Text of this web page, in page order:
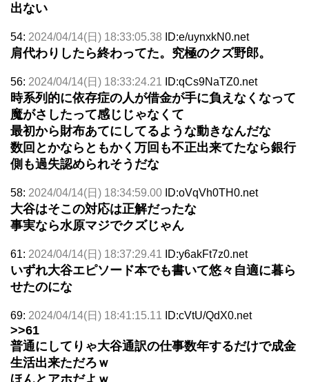
出ない
54: 2024/04/14(日) 18:33:05.38 ID:e/uynxkN0.net
肩代わりしたら終わってた。究極のクズ野郎。
56: 2024/04/14(日) 18:33:24.21 ID:qCs9NaTZ0.net
時系列的に依存症の人が借金が手に負えなくなって
魔がさしたって感じじゃなくて
最初から財布あてにしてるような動きなんだな
数回とかならともかく万回も不正出来てたなら銀行
側も過失認められそうだな
58: 2024/04/14(日) 18:34:59.00 ID:oVqVh0TH0.net
大谷はそこの対応は正解だったな
事実なら水原マジでクズじゃん
61: 2024/04/14(日) 18:37:29.41 ID:y6akFt7z0.net
いずれ大谷エピソード本でも書いて悠々自適に暮ら
せたのにな
69: 2024/04/14(日) 18:41:15.11 ID:cVtU/QdX0.net
>>61
普通にしてりゃ大谷通訳の仕事数年するだけで成金
生活出来ただろｗ
ほんとアホだよｗ